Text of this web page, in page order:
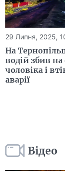
29 Липня, 2025,
На
водій збив
чоловіка і
аварії
Відео